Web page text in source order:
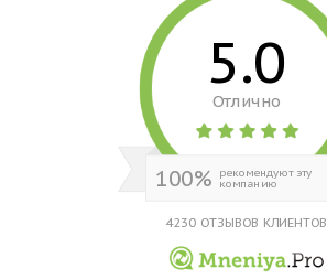
Способы оплаты
Подарочные сертификаты
Для гаджетов
Аксессуары
Популярные товары
5.0
Отлично
100% рекомендуют эту
компанию
4230 ОТЗЫВОВ КЛИЕНТОВ